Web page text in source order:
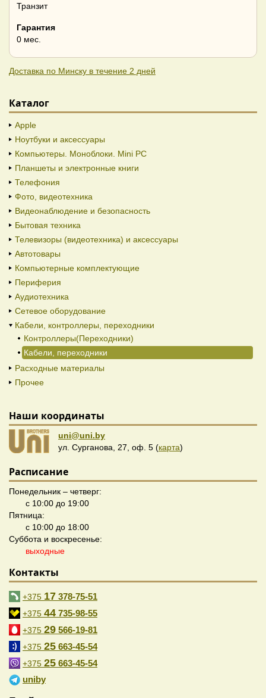
Транзит
Гарантия
0 мес.
Доставка по Минску в течение 2 дней
Каталог
Apple
Ноутбуки и аксессуары
Компьютеры. Моноблоки. Mini PC
Планшеты и электронные книги
Телефония
Фото, видеотехника
Видеонаблюдение и безопасность
Бытовая техника
Телевизоры (видеотехника) и аксессуары
Автотовары
Компьютерные комплектующие
Периферия
Аудиотехника
Сетевое оборудование
Кабели, контроллеры, переходники
Контроллеры(Переходники)
Кабели, переходники
Расходные материалы
Прочее
Наши координаты
uni@uni.by
ул. Сурганова, 27, оф. 5 (карта)
Расписание
Понедельник – четверг:
с 10:00 до 19:00
Пятница:
с 10:00 до 18:00
Суббота и воскресенье:
выходные
Контакты
+375 17 378-75-51
+375 44 735-98-55
+375 29 566-19-81
+375 25 663-45-54
+375 25 663-45-54
uniby